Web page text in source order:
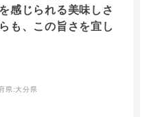
感じられる美味しさ
も、この旨さを宜し
県:大分県